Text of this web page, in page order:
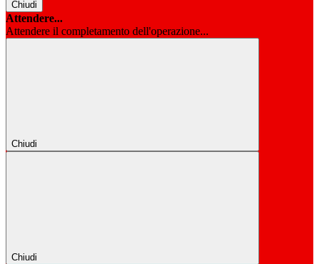
Chiudi
Attendere...
Attendere il completamento dell'operazione...
Chiudi
Chiudi